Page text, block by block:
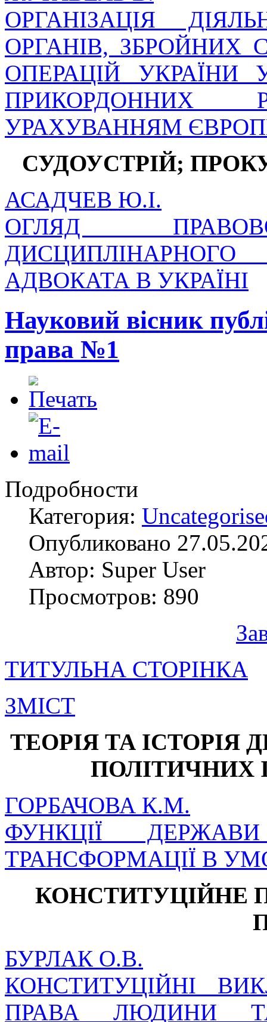
ОРГАНІЗАЦІЯ
ОРГАНІВ, ЗБРОЙНИХ
ОПЕРАЦІЙ УКРАЇНИ
ПРИКОРДОННИХ
УРАХУВАННЯМ
СУДОУСТРІЙ;
АСАДЧЕВ Ю.І.
ОГЛЯД
АДВОКАТА В УКРАЇНІ
Науковий вісник
права №1
Подробности
Категория:
Опубликовано
Автор: Super User
Просмотров: 890
ТИТУЛЬНА СТОРІНКА
ЗМІСТ
ТЕОРІЯ ТА ІСТОРІЯ
ПОЛІТИЧНИХ
ГОРБАЧОВА К.М.
ФУНКЦІЇ
ТРАНСФОРМАЦІЇ В
КОНСТИТУЦІЙНЕ
БУРЛАК О.В.
КОНСТИТУЦІЙНІ
ПРАВА ЛЮДИНИ